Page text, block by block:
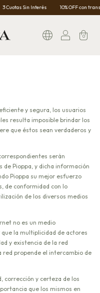
3 Cuotas Sin Interés 10% OFF con
0
y segura, los usuarios
resulta imposible brindar los
que éstos sean verdaderos y
serán
de Pioppa, y dicha información
Pioppa su mejor esfuerzo
de conformidad con lo
de los diversos medios
no es un medio
la multiplicidad de actores
y existencia de la red
red propende el intercambio de
corrección y certeza de los
que los mismos en